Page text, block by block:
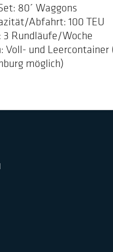
80´ Waggons
Abfahrt: 100 TEU
3 Rundläufe/Woche
Voll- und
möglich)